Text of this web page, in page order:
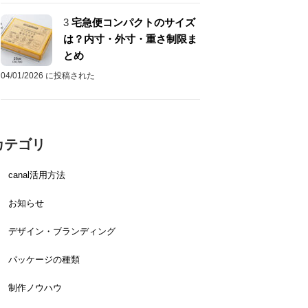
3 宅急便コンパクトのサイズ
は？内寸・外寸・重さ制限ま
とめ
04/01/2026 に投稿された
テゴリ
canal活用方法
お知らせ
デザイン・ブランディング
パッケージの種類
制作ノウハウ